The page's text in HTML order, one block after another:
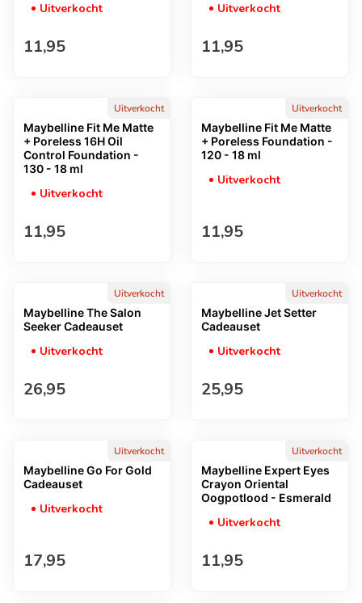
Uitverkocht
Normale prijs
11,95
Uitverkocht
Normale prijs
11,95
Uitverkocht
Maybelline Fit Me Matte
+ Poreless 16H Oil
Control Foundation -
130 - 18 ml
Uitverkocht
Normale prijs
11,95
Uitverkocht
Maybelline Fit Me Matte
+ Poreless Foundation -
120 - 18 ml
Uitverkocht
Normale prijs
11,95
Uitverkocht
Maybelline The Salon
Seeker Cadeauset
Uitverkocht
Normale prijs
26,95
Uitverkocht
Maybelline Jet Setter
Cadeauset
Uitverkocht
Normale prijs
25,95
Uitverkocht
Maybelline Go For Gold
Cadeauset
Uitverkocht
Normale prijs
17,95
Uitverkocht
Maybelline Expert Eyes
Crayon Oriental
Oogpotlood - Esmerald
Uitverkocht
Normale prijs
11,95